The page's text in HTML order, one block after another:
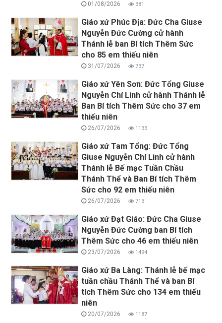
01/08/2026 381
Giáo xứ Phúc Địa: Đức Cha Giuse
Nguyễn Đức Cường cử hành
Thánh lễ ban Bí tích Thêm Sức
cho 85 em thiếu niên
31/07/2026 737
Giáo xứ Yên Sơn: Đức Tổng Giuse
Nguyễn Chí Linh cử hành Thánh lễ
Ban Bí tích Thêm Sức cho 37 em
thiếu niên
26/07/2026 1133
Giáo xứ Tam Tổng: Đức Tổng
Giuse Nguyễn Chí Linh cử hành
Thánh lễ Bế mạc Tuần Chầu
Thánh Thể và Ban Bí tích Thêm
Sức cho 92 em thiếu niên
26/07/2026 713
Giáo xứ Đạt Giáo: Đức Cha Giuse
Nguyễn Đức Cường ban Bí tích
Thêm Sức cho 46 em thiếu niên
23/07/2026 1494
Giáo xứ Ba Làng: Thánh lễ bế mạc
tuần chầu Thánh Thể và ban Bí
tích Thêm Sức cho 134 em thiếu
niên
20/07/2026 1187